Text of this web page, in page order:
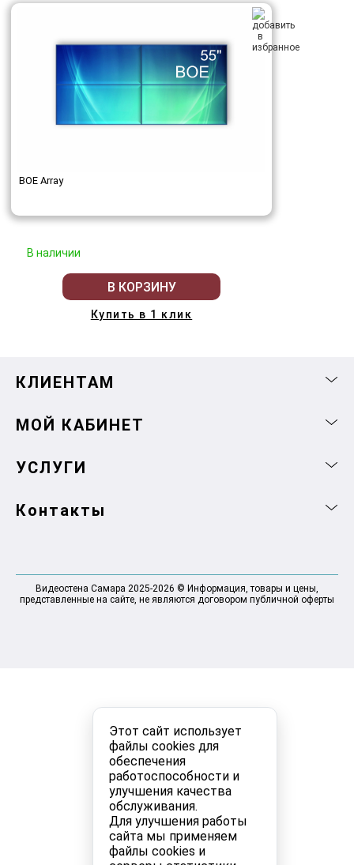
Этот сайт использует
файлы cookies для
обеспечения
работоспособности и
улучшения качества
обслуживания.
Для улучшения работы
сайта мы применяем
файлы cookies и
BOE Array
В наличии
В КОРЗИНУ
Купить в 1 клик
КЛИЕНТАМ
МОЙ КАБИНЕТ
УСЛУГИ
Контакты
Видеостена Самара 2025-2026 © Информация, товары и цены,
представленные на сайте, не являются договором публичной оферты